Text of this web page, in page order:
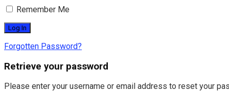
Remember Me
Forgotten Password?
Retrieve your password
Please enter your username or email address to reset your